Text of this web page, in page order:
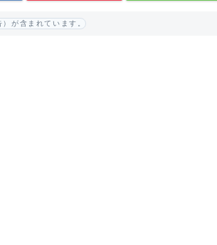
が含まれています。